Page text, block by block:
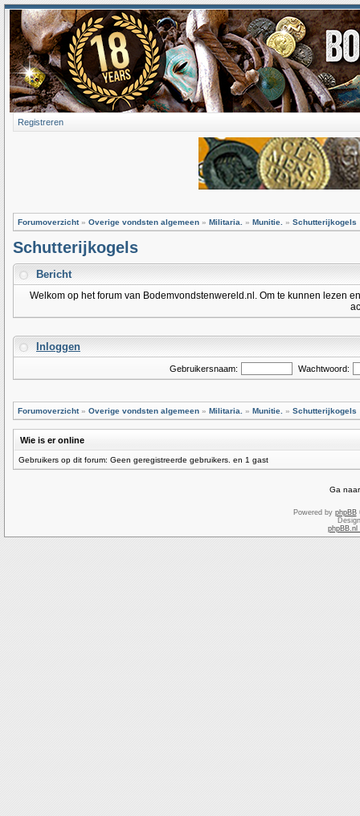
Registreren
Forumoverzicht» Overige vondsten algemeen » Militaria. » Munitie. » Schutterijkogels
Schutterijkogels
Bericht
Welkom op het forum van Bodemvondstenwereld.nl. Om te kunnen lezen
Inloggen
Gebruikersnaam: Wachtwoord:
Forumoverzicht» Overige vondsten algemeen » Militaria. » Munitie. » Schutterijkogels
Wie is er online
Gebruikers op dit forum: Geen geregistreerde gebruikers. en 1 gast
Ga
Powered by phpBB
phpBB.nl